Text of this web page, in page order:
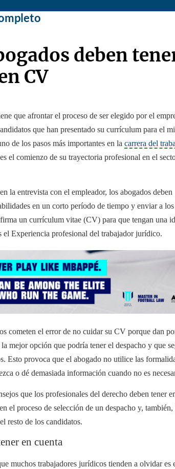
deben
CV
que afrontar el proceso de ser elegido por el
que han presentado su currículum para el
de los pasos más importantes en la carrera del
el comienzo de su trayectoria profesional en el
la entrevista con el empleador, los abogados deben
en un corto período de tiempo y enviar a los
un currículum vitae (CV) para que tengan una
el Experiencia profesional del trabajador jurídico.
cometen el error de no cuidar su CV porque dan
la mejor opción que podría tener el despacho y que
Esto provoca que el abogado no utilice las
o dé demasiada información cuando no es
que los profesionales del derecho deben tener
el proceso de selección de un despacho y, también,
resto de los candidatos.
en cuenta
muchos trabajadores jurídicos tienden a olvidar es